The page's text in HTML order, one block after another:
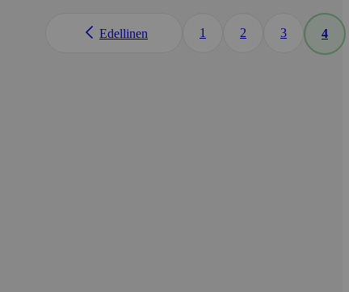
Edellinen 1 2 3 4